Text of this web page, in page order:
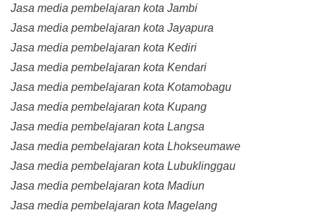
Jasa media pembelajaran kota Jambi
Jasa media pembelajaran kota Jayapura
Jasa media pembelajaran kota Kediri
Jasa media pembelajaran kota Kendari
Jasa media pembelajaran kota Kotamobagu
Jasa media pembelajaran kota Kupang
Jasa media pembelajaran kota Langsa
Jasa media pembelajaran kota Lhokseumawe
Jasa media pembelajaran kota Lubuklinggau
Jasa media pembelajaran kota Madiun
Jasa media pembelajaran kota Magelang